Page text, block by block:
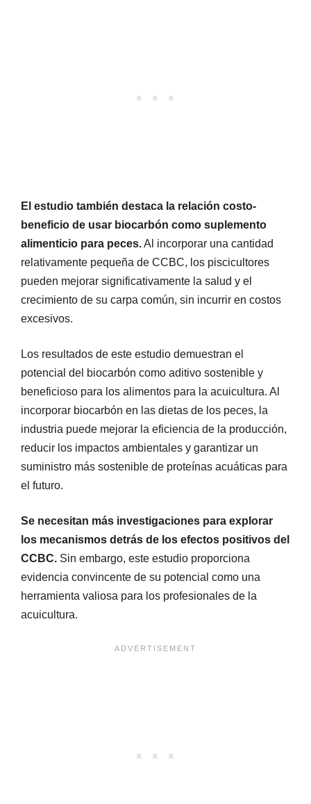
El estudio también destaca la relación costo-
beneficio de usar biocarbón como suplemento
alimenticio para peces.Al incorporar una cantidad
relativamente pequeña de CCBC, los piscicultores
pueden mejorar significativamente la salud y el
crecimiento de su carpa común, sin incurrir en costos
excesivos.
Los resultados de este estudio demuestran el
potencial del biocarbón como aditivo sostenible y
beneficioso para los alimentos para la acuicultura. Al
incorporar biocarbón en las dietas de los peces, la
industria puede mejorar la eficiencia de la producción,
reducir los impactos ambientales y garantizar un
suministro más sostenible de proteínas acuáticas para
el futuro.
Se necesitan más investigaciones para explorar
los mecanismos detrás de los efectos positivos del
CCBC. Sin embargo, este estudio proporciona
evidencia convincente de su potencial como una
herramienta valiosa para los profesionales de la
acuicultura.